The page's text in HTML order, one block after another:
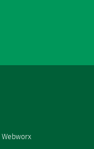
Webworx